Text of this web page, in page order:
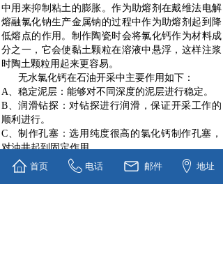
中用来抑制粘土的膨胀。作为助熔剂在戴维法电解
熔融氯化钠生产金属钠的过程中作为助熔剂起到降
低熔点的作用。制作陶瓷时会将氯化钙作为材料成
分之一，它会使黏土颗粒在溶液中悬浮，这样注浆
时陶土颗粒用起来更容易。
无水氯化钙在石油开采中主要作用如下：
A、稳定泥层：能够对不同深度的泥层进行稳定。
B、润滑钻探：对钻探进行润滑，保证开采工作的
顺利进行。
C、制作孔塞：选用纯度很高的氯化钙制作孔塞，
对油井起到固定作用。
D、破乳：氯化钙可以保持一定得离子活度，饱和
氯化钙有破乳的作用，最终使油水两相分层析出。
首页 电话 邮件 地址